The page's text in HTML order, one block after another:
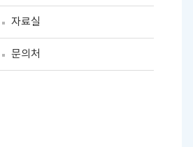
자료실
문의처